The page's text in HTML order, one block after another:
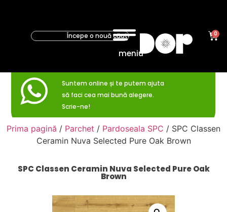
meniu
0
Suntem online și te putem ajuta
să faci cea mai bună alegere.
Scrie-ne!
Prima pagină / Parchet / Pardoseala SPC / SPC Classen
Ceramin Nuva Selected Pure Oak Brown
SPC Classen Ceramin Nuva Selected Pure Oak
Brown